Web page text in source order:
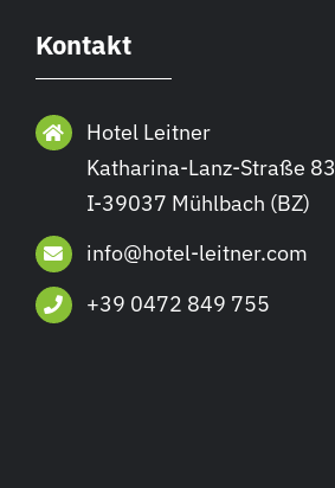
Kontakt
Hotel Leitner
Katharina-Lanz-Straße 83
I-39037 Mühlbach (BZ)
info@hotel-leitner.com
+39 0472 849 755